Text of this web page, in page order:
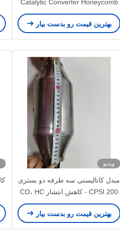
Catalytic Converter Honeycomb
Structure Euro 4 5 6
بهترین قیمت رو بدست بیار
ویدیو
مبدل کاتالیستی سه طرفه دو بستری
200 CPSI - کاهش انتشار CO، HC
و NOx در وسایل نقلیه
بهترین قیمت رو بدست بیار